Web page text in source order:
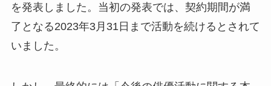
を発表しました。当初の発表では、契約期間が満
了となる2023年3月31日まで活動を続けるとされて
いました。